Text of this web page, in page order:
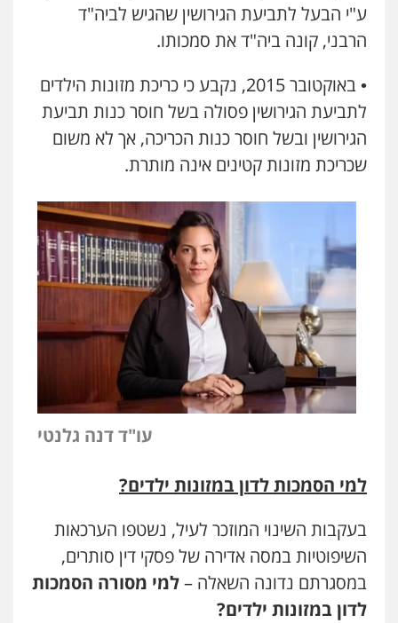
ע"י הבעל לתביעת הגירושין שהגיש לביה"ד
הרבני, קונה ביה"ד את סמכותו.
• באוקטובר 2015, נקבע כי כריכת מזונות הילדים
לתביעת הגירושין פסולה בשל חוסר כנות תביעת
הגירושין ובשל חוסר כנות הכריכה, אך לא משום
שכריכת מזונות קטינים אינה מותרת.
עו"ד דנה גלנטי
למי הסמכות לדון במזונות ילדים?
בעקבות השינוי המוזכר לעיל, נשטפו הערכאות
השיפוטיות במסה אדירה של פסקי דין סותרים,
במסגרתם נדונה השאלה –למי מסורה הסמכות
לדון במזונות ילדים?